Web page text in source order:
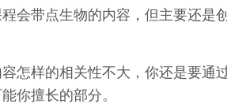
会带点生物的内容，但主要还是
怎样的相关性不大，你还是要通
你擅长的部分。